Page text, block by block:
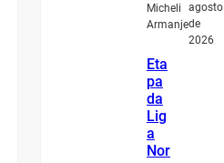
Micheli
Armanje
agosto
de
2026
Eta
pa
da
Lig
a
Nor